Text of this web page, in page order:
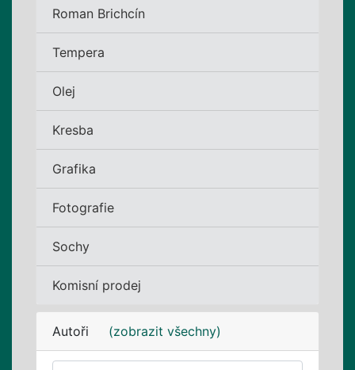
Roman Brichcín
Tempera
Olej
Kresba
Grafika
Fotografie
Sochy
Komisní prodej
Autoři (zobrazit všechny)